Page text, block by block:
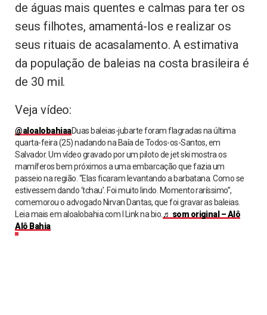
de águas mais quentes e calmas para ter os
seus filhotes, amamentá-los e realizar os
seus rituais de acasalamento. A estimativa
da população de baleias na costa brasileira é
de 30 mil.
Veja vídeo:
@aloalobahiaaDuas baleias-jubarte foram flagradas na última
quarta-feira (25) nadando na Baía de Todos-os-Santos, em
Salvador. Um vídeo gravado por um piloto de jet ski mostra os
mamíferos bem próximos a uma embarcação que fazia um
passeio na região. “Elas ficaram levantando a barbatana. Como se
estivessem dando ‘tchau’. Foi muito lindo. Momento raríssimo”,
comemorou o advogado Nirvan Dantas, que foi gravar as baleias.
Leia mais em aloalobahia.com l Link na bio.♬ som original – Alô
Alô Bahia